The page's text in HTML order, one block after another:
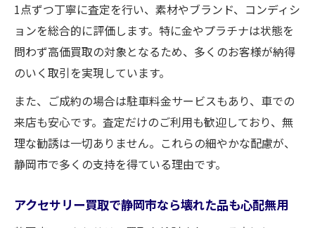
1点ずつ丁寧に査定を行い、素材やブランド、コンディシ
ョンを総合的に評価します。特に金やプラチナは状態を
問わず高価買取の対象となるため、多くのお客様が納得
のいく取引を実現しています。
また、ご成約の場合は駐車料金サービスもあり、車での
来店も安心です。査定だけのご利用も歓迎しており、無
理な勧誘は一切ありません。これらの細やかな配慮が、
静岡市で多くの支持を得ている理由です。
アクセサリー買取で静岡市なら壊れた品も心配無用